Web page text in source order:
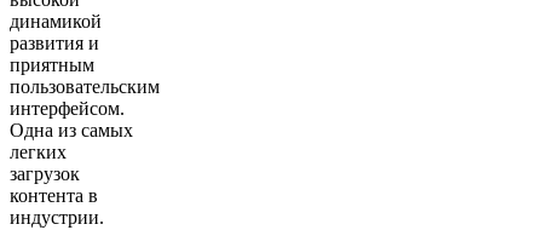
динамикой
развития и
приятным
пользовательским
интерфейсом.
Одна из самых
легких
загрузок
контента в
индустрии.